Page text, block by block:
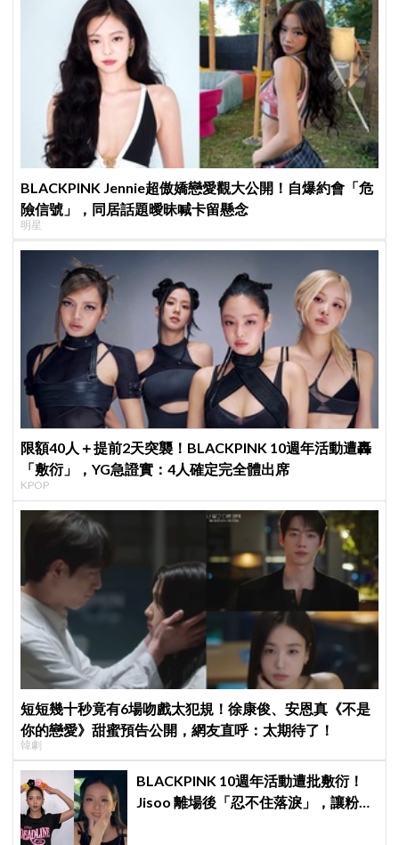
BLACKPINK Jennie超傲嬌戀愛觀大公開！自爆約會「危
險信號」，同居話題曖昧喊卡留懸念
明星
限額40人＋提前2天突襲！BLACKPINK 10週年活動遭轟
「敷衍」，YG急證實：4人確定完全體出席
KPOP
短短幾十秒竟有6場吻戲太犯規！徐康俊、安恩真《不是
你的戀愛》甜蜜預告公開，網友直呼：太期待了！
韓劇
BLACKPINK 10週年活動遭批敷衍！
Jisoo 離場後「忍不住落淚」，讓粉絲